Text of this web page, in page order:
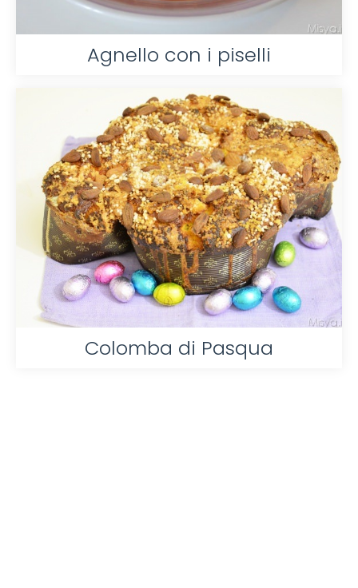
Agnello con i piselli
Colomba di Pasqua